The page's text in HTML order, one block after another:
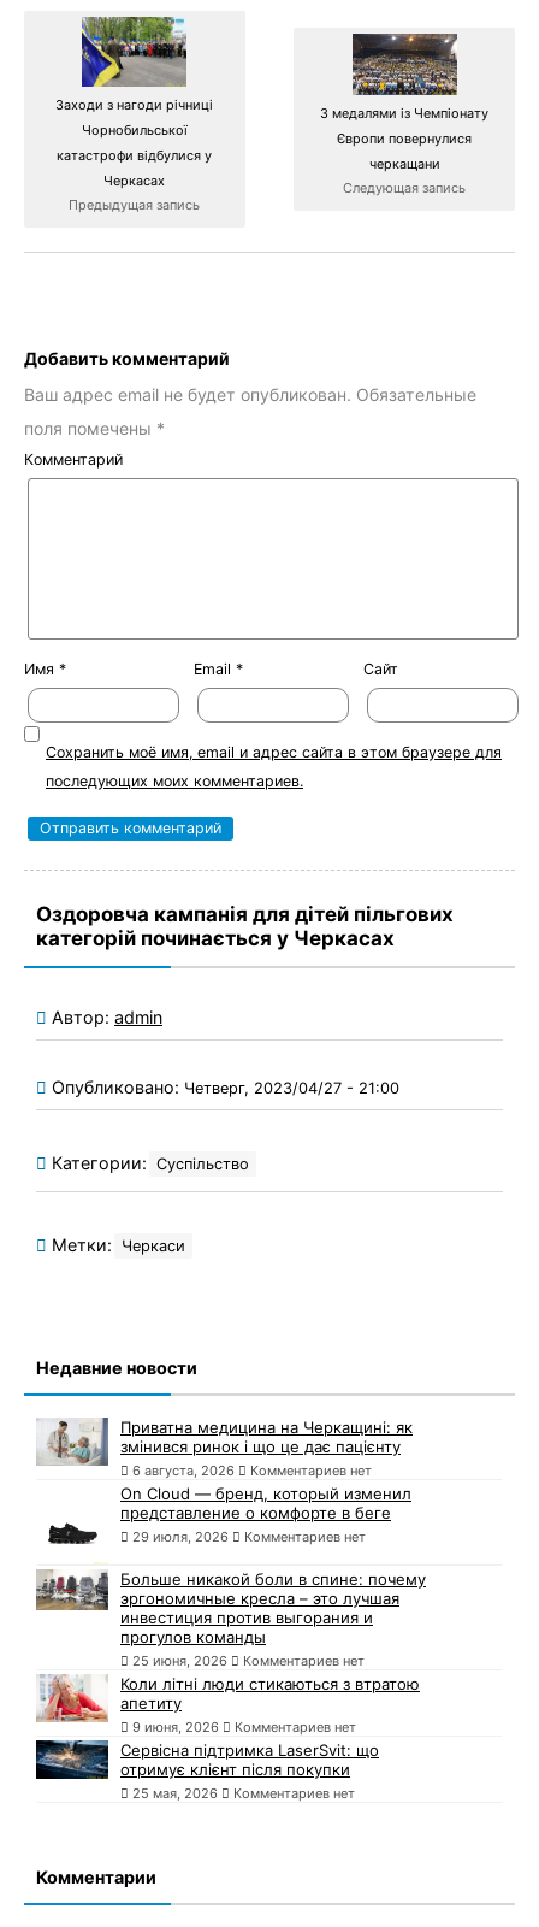
Заходи з нагоди річниці
Чорнобильської
катастрофи відбулися у
Черкасах
Предыдущая запись
З медалями із Чемпіонату
Європи повернулися
черкащани
Следующая запись
Добавить комментарий
Ваш адрес email не будет опубликован. Обязательные
поля помечены *
Комментарий
Имя * Email * Сайт
Сохранить моё имя, email и адрес сайта в этом браузере для
последующих моих комментариев.
Оздоровча кампанія для дітей пільгових
категорій починається у Черкасах
Автор: admin
Опубликовано: Четверг, 2023/04/27 - 21:00
Категории: Суспільство
Метки: Черкаси
Недавние новости
Приватна медицина на Черкащині: як
змінився ринок і що це дає пацієнту
6 августа, 2026 Комментариев нет
On Cloud — бренд, который изменил
представление о комфорте в беге
29 июля, 2026 Комментариев нет
Больше никакой боли в спине: почему
эргономичные кресла – это лучшая
инвестиция против выгорания и
прогулов команды
25 июня, 2026 Комментариев нет
Коли літні люди стикаються з втратою
апетиту
9 июня, 2026 Комментариев нет
Сервісна підтримка LaserSvit: що
отримує клієнт після покупки
25 мая, 2026 Комментариев нет
Комментарии